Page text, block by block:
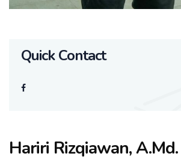
Quick Contact
Hariri Rizqiawan, A.Md.